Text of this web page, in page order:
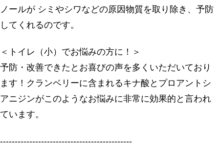
ノールが シミやシワなどの原因物質を取り除き、予防
してくれるのです。
＜トイレ（小）でお悩みの方に！＞
予防・改善できたとお喜びの声を多くいただいており
ます！クランベリーに含まれるキナ酸とプロアントシ
アニジンがこのようなお悩みに非常に効果的と言われ
ています。
---------------------------------------------